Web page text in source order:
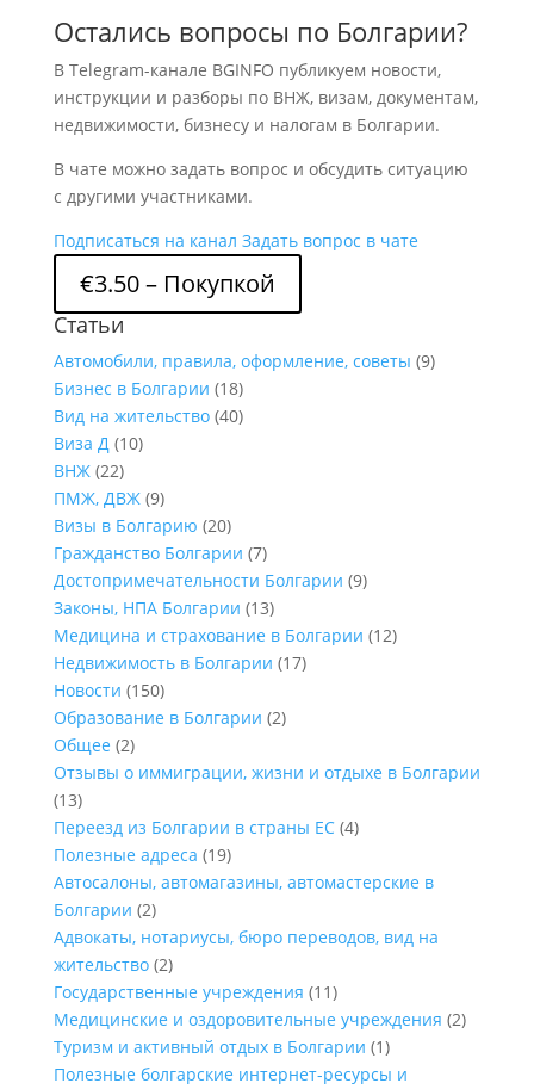
Остались вопросы по Болгарии?
В Telegram-канале BGINFO публикуем новости,
инструкции и разборы по ВНЖ, визам, документам,
недвижимости, бизнесу и налогам в Болгарии.
В чате можно задать вопрос и обсудить ситуацию
с другими участниками.
Подписаться на канал Задать вопрос в чате
€3.50 – Покупкой
Статьи
Автомобили, правила, оформление, советы (9)
Бизнес в Болгарии (18)
Вид на жительство(40)
Виза Д(10)
ВНЖ(22)
ПМЖ, ДВЖ(9)
Визы в Болгарию (20)
Гражданство Болгарии (7)
Достопримечательности Болгарии (9)
Законы, НПА Болгарии (13)
Медицина и страхование в Болгарии (12)
Недвижимость в Болгарии (17)
Новости (150)
Образование в Болгарии (2)
Общее (2)
Отзывы о иммиграции, жизни и отдыхе в Болгарии
(13)
Переезд из Болгарии в страны ЕС(4)
Полезные адреса (19)
Автосалоны, автомагазины, автомастерские в
Болгарии (2)
Адвокаты, нотариусы, бюро переводов, вид на
жительство(2)
Государственные учреждения (11)
Медицинские и оздоровительные учреждения (2)
Туризм и активный отдых в Болгарии (1)
Полезные болгарские интернет-ресурсы и